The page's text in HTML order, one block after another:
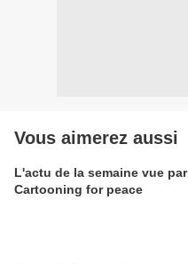
Vous aimerez aussi
L'actu de la semaine vue par
Cartooning for peace